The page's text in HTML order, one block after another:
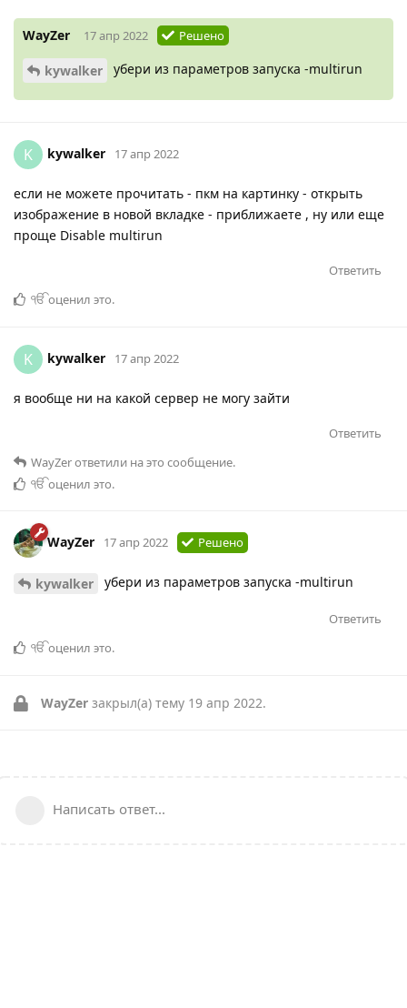
WayZer 17 апр 2022 Решено
kywalker убери из параметров запуска -multirun
K kywalker 17 апр 2022
если не можете прочитать - пкм на картинку - открыть
изображение в новой вкладке - приближаете , ну или еще
проще Disable multirun
Ответить
ੴоценил это.
K kywalker 17 апр 2022
я вообще ни на какой сервер не могу зайти
Ответить
WayZerответили на это сообщение.
ੴоценил это.
WayZer 17 апр 2022 Решено
kywalker убери из параметров запуска -multirun
Ответить
ੴоценил это.
WayZer закрыл(а) тему 19 апр 2022.
Написать ответ...